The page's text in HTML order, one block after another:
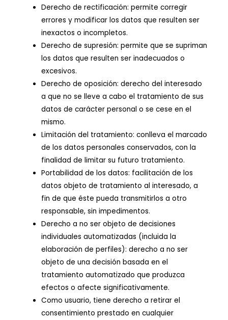
Derecho de rectificación: permite corregir
errores y modificar los datos que resulten ser
inexactos o incompletos.
Derecho de supresión: permite que se supriman
los datos que resulten ser inadecuados o
excesivos.
Derecho de oposición: derecho del interesado
a que no se lleve a cabo el tratamiento de sus
datos de carácter personal o se cese en el
mismo.
Limitación del tratamiento: conlleva el marcado
de los datos personales conservados, con la
finalidad de limitar su futuro tratamiento.
Portabilidad de los datos: facilitación de los
datos objeto de tratamiento al interesado, a
fin de que éste pueda transmitirlos a otro
responsable, sin impedimentos.
Derecho a no ser objeto de decisiones
individuales automatizadas (incluida la
elaboración de perfiles): derecho a no ser
objeto de una decisión basada en el
tratamiento automatizado que produzca
efectos o afecte significativamente.
Como usuario, tiene derecho a retirar el
consentimiento prestado en cualquier